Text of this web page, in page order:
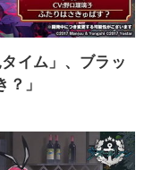
イム」、ブラッ
」